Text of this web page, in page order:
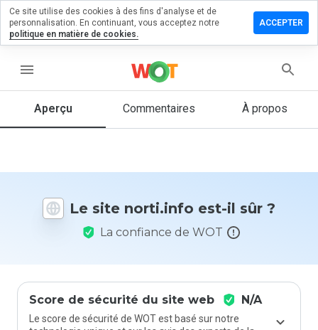
menu
Aperçu Commentaires À propos
Le site norti.info est-il sûr ?
La confiance de WOT
Score de sécurité du site web N/A
Le score de sécurité de WOT est basé sur notre
un
Quelle
donneriez-
Ce site utilise des cookies à des fins d'analyse et de
personnalisation. En continuant, vous acceptez notre
politique en matière de cookies.
ACCEPTER